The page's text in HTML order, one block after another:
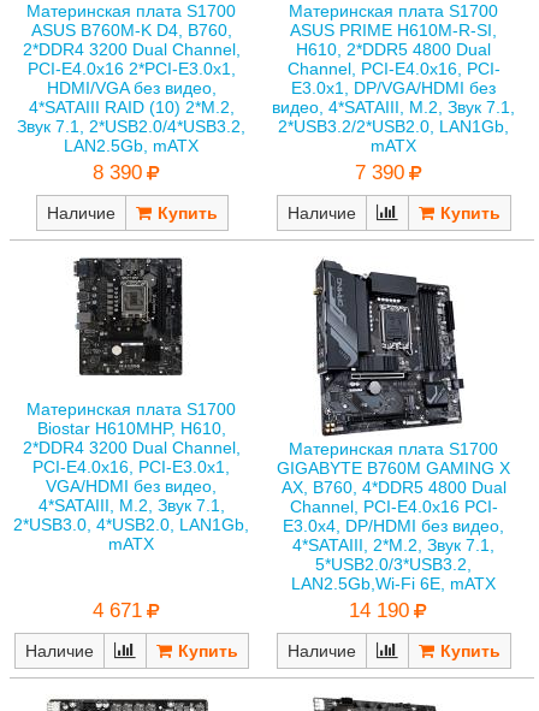
Материнская плата S1700
ASUS B760M-K D4, B760,
2*DDR4 3200 Dual Channel,
PCI-E4.0x16 2*PCI-E3.0x1,
HDMI/VGA без видео,
4*SATAIII RAID (10) 2*M.2,
Звук 7.1, 2*USB2.0/4*USB3.2,
LAN2.5Gb, mATX
8 390
Наличие
Материнская плата S1700
ASUS PRIME H610M-R-SI,
H610, 2*DDR5 4800 Dual
Channel, PCI-E4.0x16, PCI-
E3.0x1, DP/VGA/HDMI без
видео, 4*SATAIII, M.2, Звук 7.1,
2*USB3.2/2*USB2.0, LAN1Gb,
mATX
7 390
Наличие
Материнская плата S1700
Biostar H610MHP, H610,
2*DDR4 3200 Dual Channel,
PCI-E4.0x16, PCI-E3.0x1,
VGA/HDMI без видео,
4*SATAIII, M.2, Звук 7.1,
2*USB3.0, 4*USB2.0, LAN1Gb,
mATX
4 671
Наличие
Материнская плата S1700
GIGABYTE B760M GAMING X
AX, B760, 4*DDR5 4800 Dual
Channel, PCI-E4.0x16 PCI-
E3.0x4, DP/HDMI без видео,
4*SATAIII, 2*M.2, Звук 7.1,
5*USB2.0/3*USB3.2,
LAN2.5Gb,Wi-Fi 6E, mATX
14 190
Наличие